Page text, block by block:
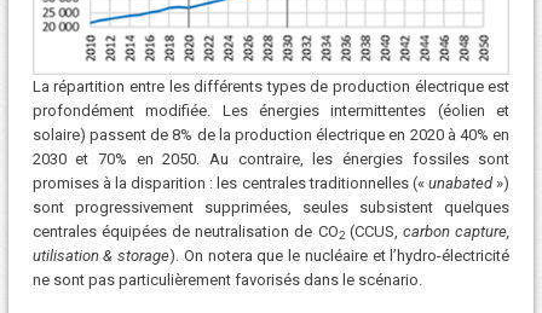
La répartition entre les différents types de production électrique est
profondément modifiée. Les énergies intermittentes (éolien et
solaire) passent de 8% de la production électrique en 2020 à 40% en
2030 et 70% en 2050. Au contraire, les énergies fossiles sont
promises à la disparition : les centrales traditionnelles («unabated»)
sont progressivement supprimées, seules subsistent quelques
centrales équipées de neutralisation de CO2(CCUS,carbon capture,
utilisation & storage). On notera que le nucléaire et l’hydro-électricité
ne sont pas particulièrement favorisés dans le scénario.